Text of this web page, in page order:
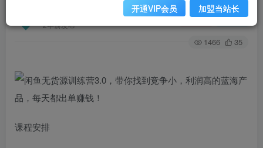
2年前发布
关注 私信
1466 35
课程安排
开通VIP会员 加盟当站长